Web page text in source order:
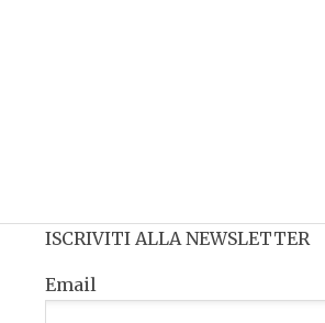
ISCRIVITI ALLA NEWSLETTER
Email